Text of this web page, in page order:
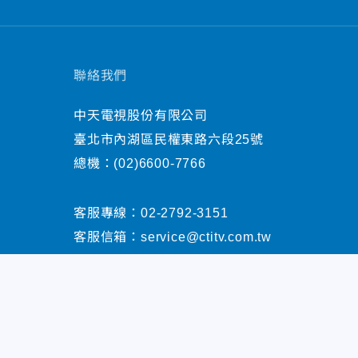
聯絡我們
中天電視股份有限公司
臺北市內湖區民權東路六段25號
總機： (02)6600-7766
客服專線： 02-2792-3151
客服信箱： service@ctitv.com.tw